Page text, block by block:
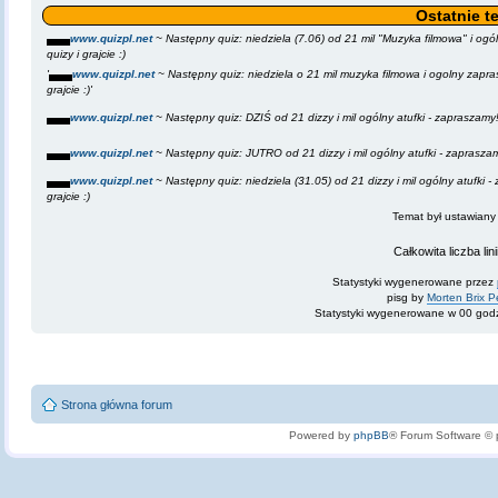
Ostatnie
▄▄▄www.quizpl.net~ Następny quiz: niedziela (7.06) od 21 mil "Muzyka filmowa" i
quizy i grajcie :)
'▄▄▄www.quizpl.net~ Następny quiz: niedziela o 21 mil muzyka filmowa i ogolny
grajcie :)'
▄▄▄www.quizpl.net~ Następny quiz: DZIŚ od 21 dizzy i mil ogólny atufki -
▄▄▄www.quizpl.net~ Następny quiz: JUTRO od 21 dizzy i mil ogólny atufki -
▄▄▄www.quizpl.net~ Następny quiz: niedziela (31.05) od 21 dizzy i mil ogólny atufki -
grajcie :)
Temat był
Całkowita liczba
Statystyki wygenerowane przez
pisg byMorten Brix
Statystyki wygenerowane w 00
Strona główna forum
Powered by phpBB® Forum Software ©